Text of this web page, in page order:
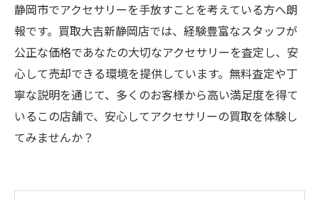
静岡市でアクセサリーを手放すことを考えている方へ朗
報です。買取大吉新静岡店では、経験豊富なスタッフが
公正な価格であなたの大切なアクセサリーを査定し、安
心して売却できる環境を提供しています。無料査定や丁
寧な説明を通じて、多くのお客様から高い満足度を得て
いるこの店舗で、安心してアクセサリーの買取を体験し
てみませんか？